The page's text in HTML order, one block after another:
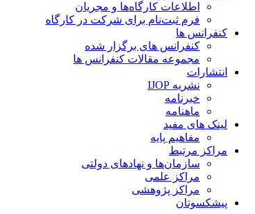
اطلاعات کارگاه‌ها و مجریان
فرم ثبت‌نام برای شرکت در کارگاه
کنفرانس ها
کنفرانس های برگزار شده
مجموعه مقالات کنفرانس ها
انتشارات
نشریه IJOP
خبرنامه
ماهنامه
لینک های مفید
مفاهیم پایه
مراکز مرتبط
سازمان‌ها و نهادهای دولتی
مراکز علمی
مراکز پژوهشی
پیشکسوتان